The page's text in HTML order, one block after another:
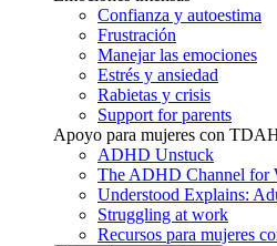
Confianza y autoestima
Frustración
Manejar las emociones
Estrés y ansiedad
Rabietas y crisis
Support for parents
Apoyo para mujeres con
ADHD Unstuck
The ADHD Channel for
Understood Explains:
Struggling at work
Recursos para mujeres